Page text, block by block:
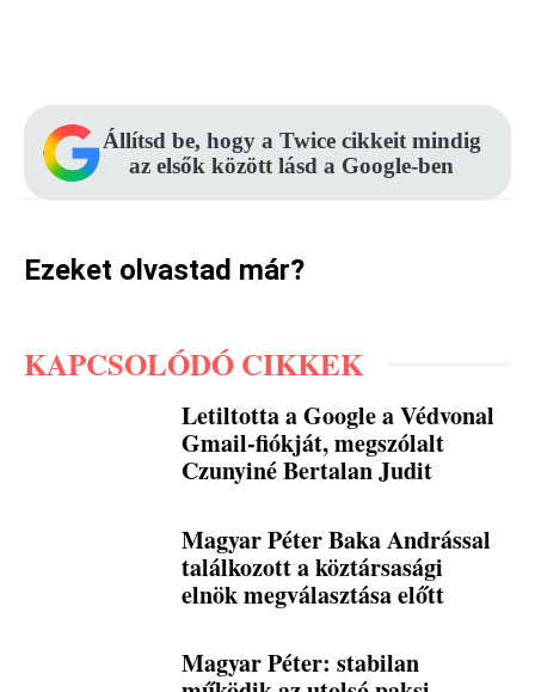
Állítsd be, hogy a Twice cikkeit mindig
az elsők között lásd a Google-ben
Ezeket olvastad már?
KAPCSOLÓDÓ CIKKEK
Letiltotta a Google a Védvonal
Gmail-fiókját, megszólalt
Czunyiné Bertalan Judit
Magyar Péter Baka Andrással
találkozott a köztársasági
elnök megválasztása előtt
Magyar Péter: stabilan